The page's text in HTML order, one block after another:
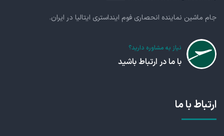
جام ماشین نماینده انحصاری فوم اینداستری ایتالیا در ایران.
نیاز به مشاوره دارید؟
با ما در ارتباط باشید
ارتباط با ما